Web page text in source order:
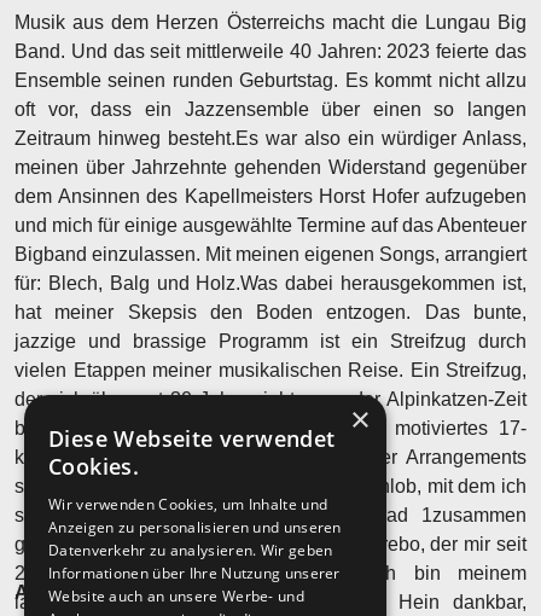
Musik aus dem Herzen Österreichs macht die Lungau Big
Band. Und das seit mittlerweile 40 Jahren: 2023 feierte das
Ensemble seinen runden Geburtstag. Es kommt nicht allzu
oft vor, dass ein Jazzensemble über einen so langen
Zeitraum hinweg besteht.Es war also ein würdiger Anlass,
meinen über Jahrzehnte gehenden Widerstand gegenüber
dem Ansinnen des Kapellmeisters Horst Hofer aufzugeben
und mich für einige ausgewählte Termine auf das Abenteuer
Bigband einzulassen. Mit meinen eigenen Songs, arrangiert
für: Blech, Balg und Holz.Was dabei herausgekommen ist,
hat meiner Skepsis den Boden entzogen. Das bunte,
jazzige und brassige Programm ist ein Streifzug durch
vielen Etappen meiner musikalischen Reise. Ein Streifzug,
der sich über gut 30 Jahre zieht - von der Alpinkatzen-Zeit
bis heute. Alles arrangiert für ein hoch motiviertes 17-
köpfiges Ensemble. Der größte Anteil der Arrangements
stammt aus der Feder von Burkhard Frauenlob, mit dem ich
schon für die Alben fön, iwasig und trad 1zusammen
gearbeitet habe, zwei stammen von Alex Trebo, der mir seit
2019 am Keyboard zur Seite steht.Ich bin meinem
langjährigen Freund und Agenten Hage Hein dankbar,
Anbieter*in
×
Diese Webseite verwendet
Cookies.
Wir verwenden Cookies, um Inhalte und
Anzeigen zu personalisieren und unseren
Datenverkehr zu analysieren. Wir geben
Informationen über Ihre Nutzung unserer
Website auch an unsere Werbe- und